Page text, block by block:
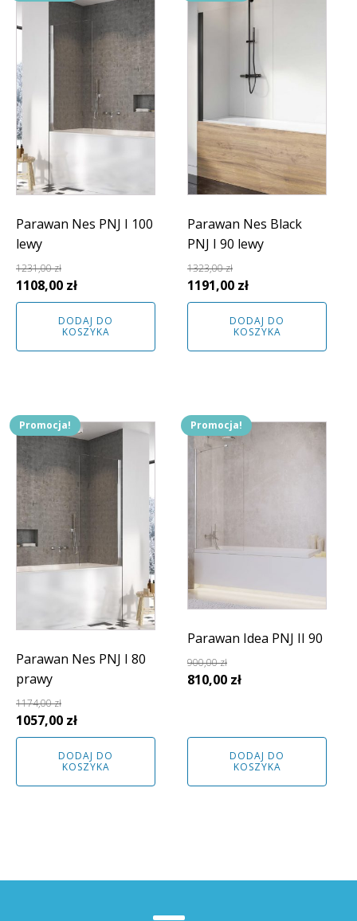
Parawan Nes PNJ I 100
lewy
1231,00zł
Pierwotna
cena
wynosiła:
1231,00 zł.
1108,00 złAktualna
cena
wynosi:
DODAJ DO
KOSZYKA
Parawan Nes Black
PNJ I 90 lewy
1323,00zł
Pierwotna
cena
wynosiła:
1323,00 zł.
1191,00 złAktualna
cena
wynosi:
DODAJ DO
KOSZYKA
Promocja!
Parawan Nes PNJ I 80
prawy
1174,00zł
Pierwotna
cena
wynosiła:
1174,00 zł.
1057,00 złAktualna
cena
wynosi:
DODAJ DO
KOSZYKA
Promocja!
Parawan Idea PNJ II 90
900,00zł
Pierwotna
900,00 zł.
810,00 złAktualna
810,00 zł.
DODAJ DO
KOSZYKA